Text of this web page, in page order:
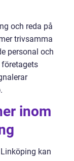
och reda på
trivsamma
personal och
företagets
inom
kan